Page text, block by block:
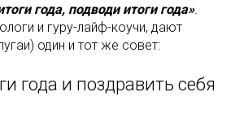
года, подводи итоги года».
и гуру-лайф-коучи, дают
один и тот же совет:
года и поздравить себя